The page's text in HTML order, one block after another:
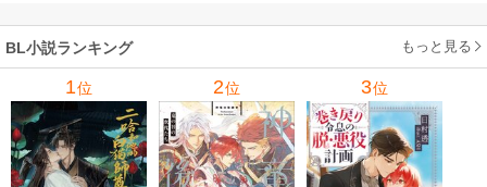
BL小説ランキング もっと見る
1位 2位 3位